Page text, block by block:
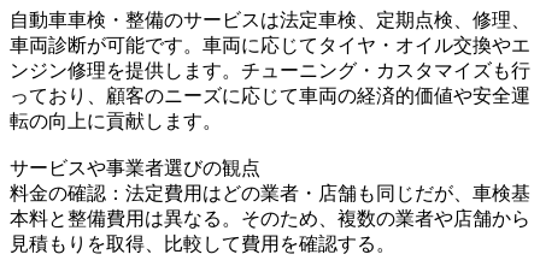
自動車車検・整備のサービスは法定車検、定期点検、修理、
車両診断が可能です。車両に応じてタイヤ・オイル交換やエ
ンジン修理を提供します。チューニング・カスタマイズも行
っており、顧客のニーズに応じて車両の経済的価値や安全運
転の向上に貢献します。
サービスや事業者選びの観点
料金の確認：法定費用はどの業者・店舗も同じだが、車検基
本料と整備費用は異なる。そのため、複数の業者や店舗から
見積もりを取得、比較して費用を確認する。